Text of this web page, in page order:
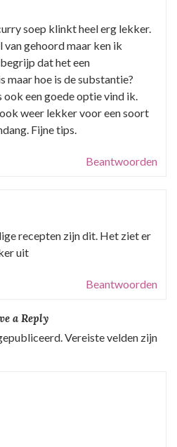
soep klinkt heel erg lekker.
van gehoord maar ken ik
dat het een
maar hoe is de substantie?
een goede optie vind ik.
weer lekker voor een soort
Fijne tips.
Beantwoorden
recepten zijn dit. Het ziet er
uit
Beantwoorden
a Reply
Vereiste velden zijn